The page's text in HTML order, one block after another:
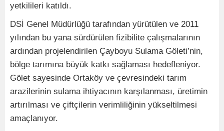
yetkilileri katıldı.
DSİ Genel Müdürlüğü tarafından yürütülen ve 2011
yılından bu yana sürdürülen fizibilite çalışmalarının
ardından projelendirilen Çayboyu Sulama Göleti’nin,
bölge tarımına büyük katkı sağlaması hedefleniyor.
Gölet sayesinde Ortaköy ve çevresindeki tarım
arazilerinin sulama ihtiyacının karşılanması, üretimin
artırılması ve çiftçilerin verimliliğinin yükseltilmesi
amaçlanıyor.